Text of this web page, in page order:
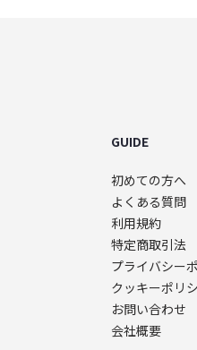
GUIDE
初めての方へ
よくある質問
利用規約
特定商取引法
プライバシー
クッキーポリ
お問い合わせ
会社概要